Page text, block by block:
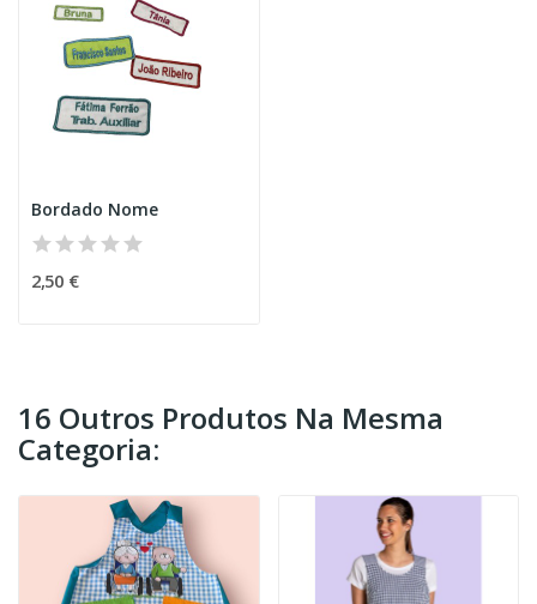
Bordado Nome
2,50 €
16 Outros Produtos Na Mesma
Categoria: